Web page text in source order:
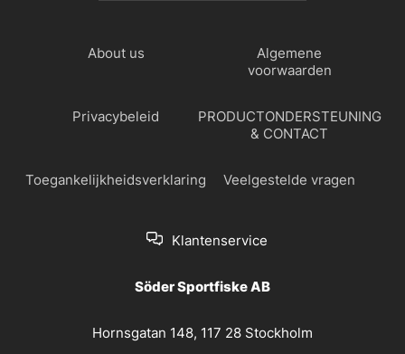
About us
Algemene
voorwaarden
Privacybeleid
PRODUCTONDERSTEUNING
& CONTACT
Toegankelijkheidsverklaring Veelgestelde vragen
Klantenservice
Söder Sportfiske AB
Hornsgatan 148, 117 28 Stockholm